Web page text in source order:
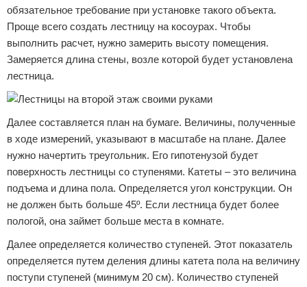
обязательное требование при установке такого объекта.
Проще всего создать лестницу на косоурах. Чтобы
выполнить расчет, нужно замерить высоту помещения.
Замеряется длина стены, возле которой будет установлена
лестница.
Далее составляется план на бумаге. Величины, полученные
в ходе измерений, указывают в масштабе на плане. Далее
нужно начертить треугольник. Его гипотенузой будет
поверхность лестницы со ступенями. Катеты – это величина
подъема и длина пола. Определяется угол конструкции. Он
не должен быть больше 45º. Если лестница будет более
пологой, она займет больше места в комнате.
Далее определяется количество ступеней. Этот показатель
определяется путем деления длины катета пола на величину
поступи ступеней (минимум 20 см). Количество ступеней